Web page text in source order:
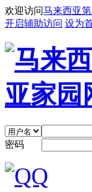
欢迎访问马来西亚
开启辅助访问 设为
密码